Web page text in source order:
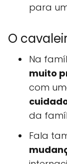
para
O
Na
muito
com
da
Fala